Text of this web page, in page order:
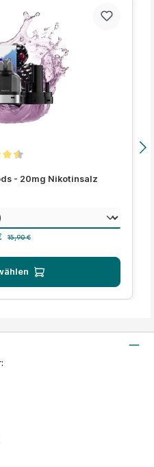
- 20mg Nikotinsalz
15,90 €